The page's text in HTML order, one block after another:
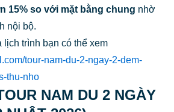
15% so với mặt bằng chung nhờ
nội bộ.
lịch trình bạn có thể xem
tour-nam-du-2-ngay-2-dem-
thu-nho
NAM DU 2 NGÀY